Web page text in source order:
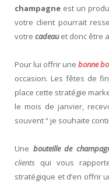
champagne est un
votre client pourrait
votre cadeau et donc être
Pour lui offrir une bonne
occasion. Les fêtes de
place cette stratégie
le mois de janvier,
souvent “ je souhaite
Une bouteille de
clients qui vous
stratégique et d’en offrir